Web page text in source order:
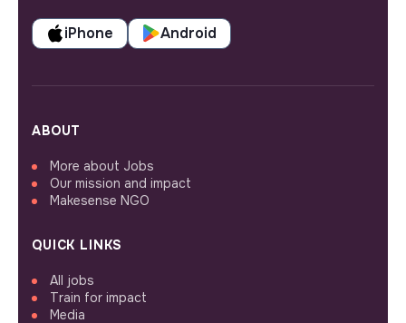
iPhone Android
ABOUT
More about Jobs
Our mission and impact
Makesense NGO
QUICK LINKS
All jobs
Train for impact
Media